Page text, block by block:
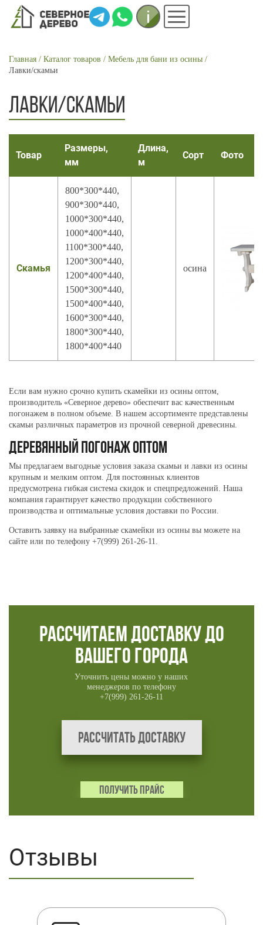
Инфо Меню
СТРОКА
Главная Каталог товаров
Мебель для бани из осины
Лавки/cкамьи
ЛАВКИ/CКАМЬИ
Товар
Размеры,
мм
Длина,
м
Сорт Фото
Скамья
800*300*440,
900*300*440,
1000*300*440,
1000*400*440,
1100*300*440,
1200*300*440,
1200*400*440,
1500*300*440,
1500*400*440,
1600*300*440,
1800*300*440,
1800*400*440
осина
Если вам нужно срочно купить скамейки из осины оптом,
производитель «Северное дерево» обеспечит вас качественным
погонажем в полном объеме. В нашем ассортименте представлены
скамьи различных параметров из прочной северной древесины.
ДЕРЕВЯННЫЙ ПОГОНАЖОПТОМ
Мы предлагаем выгодные условия заказа скамьи и лавки из осины
крупным и мелким оптом. Для постоянных клиентов
предусмотрена гибкая система скидок и спецпредложений. Наша
компания гарантирует качество продукции собственного
производства и оптимальные условия доставки по России.
Оставить заявку на выбранные скамейки из осины вы можете на
сайте или по телефону +7(999) 261-26-11.
Рассчитаем доставку до
вашего города
Уточнить цены можно у наших
менеджеров по телефону
+7(999) 261-26-11
Рассчитать доставку
ПОЛУЧИТЬ ПРАЙС
Отзывы